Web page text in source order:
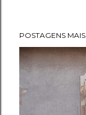
a
r
u
m
c
POSTAGENS